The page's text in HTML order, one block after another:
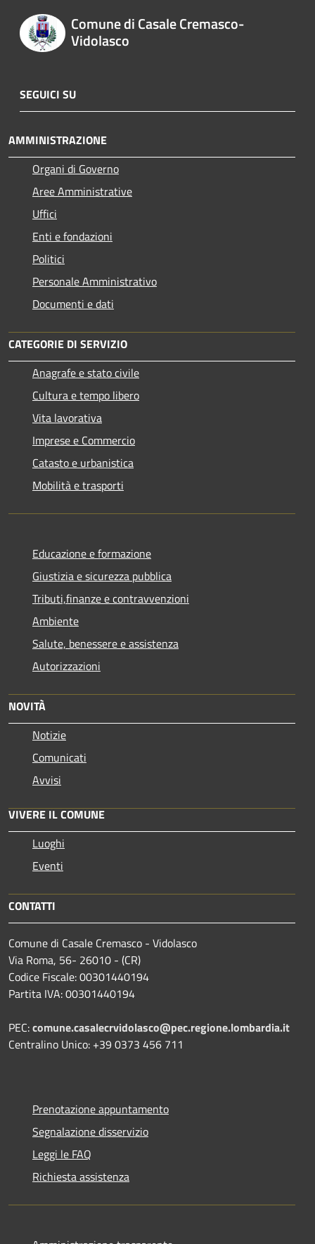
Comune di Casale Cremasco-
Vidolasco
SEGUICI SU
AMMINISTRAZIONE
Organi di Governo
Aree Amministrative
Uffici
Enti e fondazioni
Politici
Personale Amministrativo
Documenti e dati
CATEGORIE DI SERVIZIO
Anagrafe e stato civile
Cultura e tempo libero
Vita lavorativa
Imprese e Commercio
Catasto e urbanistica
Mobilità e trasporti
Educazione e formazione
Giustizia e sicurezza pubblica
Tributi,finanze e contravvenzioni
Ambiente
Salute, benessere e assistenza
Autorizzazioni
NOVITÀ
Notizie
Comunicati
Avvisi
VIVERE IL COMUNE
Luoghi
Eventi
CONTATTI
Comune di Casale Cremasco - Vidolasco
Via Roma, 56- 26010 - (CR)
Codice Fiscale: 00301440194
Partita IVA: 00301440194
PEC:comune.casalecrvidolasco@pec.regione.lombardia.it
Centralino Unico: +39 0373 456 711
Prenotazione appuntamento
Segnalazione disservizio
Leggi le FAQ
Richiesta assistenza